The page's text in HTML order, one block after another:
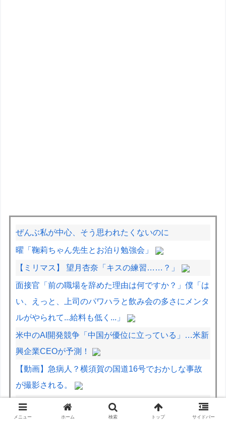
ぜんぶ私が中心、そう思われたくないのに
曜「鞠莉ちゃん先生とお泊り勉強会」
【ミリマス】 望月杏奈「キスの練習……？」
面接官「前の職場を辞めた理由は何ですか？」僕「は
い、えっと、上司のパワハラと飲み会の多さにメンタ
ルがやられて...給料も低く...」
米中のAI開発競争「中国が優位に立っている」…米新
興企業CEOが予測！
【動画】急病人？横須賀の国道16号でおかしな事故
が撮影される。
【動画】世界一過酷なオフロードレースのコース設計
が絶対におかしい（笑）
メニュー ホーム 検索 トップ サイドバー